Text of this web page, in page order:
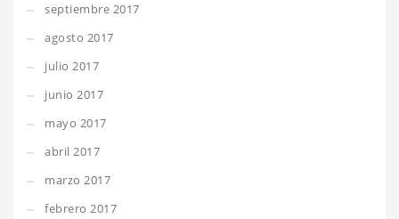
septiembre 2017
agosto 2017
julio 2017
junio 2017
mayo 2017
abril 2017
marzo 2017
febrero 2017